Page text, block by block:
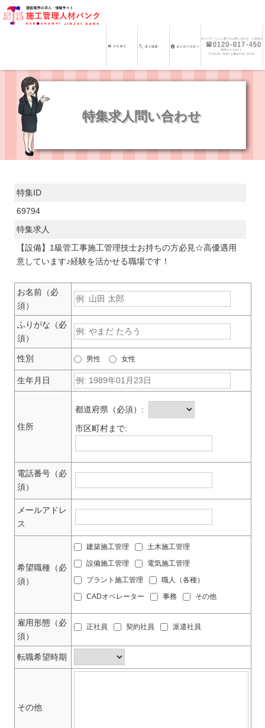
特集求人問い合わせ
特集ID
69794
特集求人
【設備】1級管工事施工管理技士お持ちの方必見☆高優遇用
意しています♪経験を活かせる職場です！
お名前（必
須）
ふりがな（必
須）
性別 男性 女性
生年月日
住所
都道府県（必須）:
市区町村まで:
電話番号（必
須）
メールアドレ
ス
希望職種（必
須）
建築施工管理 土木施工管理
設備施工管理 電気施工管理
プラント施工管理 職人（各種）
CADオペレーター 事務 その他
雇用形態（必
須）
正社員 契約社員 派遣社員
転職希望時期
その他